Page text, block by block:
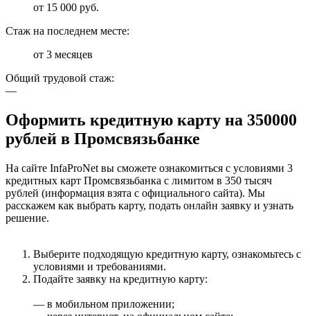
от 15 000 руб.
Стаж на последнем месте:
от 3 месяцев
Общий трудовой стаж:
—
Оформить кредитную карту на 350000
рублей в Промсвязьбанке
На сайте InfaProNet вы сможете ознакомиться с условиями 3
кредитных карт Промсвязьбанка с лимитом в 350 тысяч
рублей (информация взята с официального сайта). Мы
расскажем как выбрать карту, подать онлайн заявку и узнать
решение.
Выберите подходящую кредитную карту, ознакомьтесь с
условиями и требованиями.
Подайте заявку на кредитную карту:
— в мобильном приложении;